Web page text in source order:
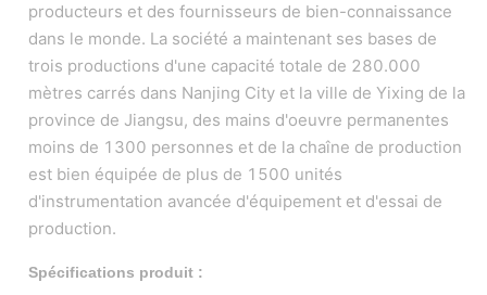
producteurs et des fournisseurs de bien-connaissance
dans le monde. La société a maintenant ses bases de
trois productions d'une capacité totale de 280.000
mètres carrés dans Nanjing City et la ville de Yixing de la
province de Jiangsu, des mains d'oeuvre permanentes
moins de 1300 personnes et de la chaîne de production
est bien équipée de plus de 1500 unités
d'instrumentation avancée d'équipement et d'essai de
production.
Spécifications produit :